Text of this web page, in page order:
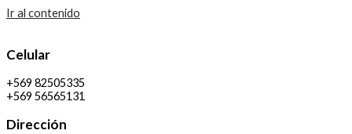
Ir al contenido
Celular
+569 82505335
+569 56565131
Dirección